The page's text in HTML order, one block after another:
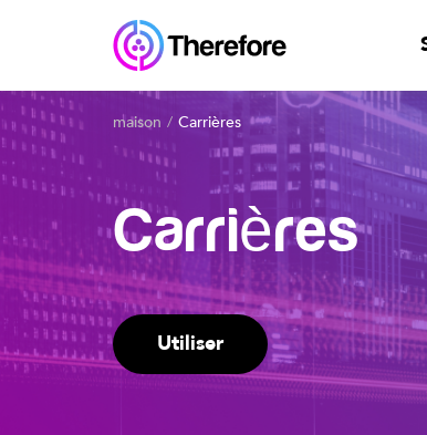
maison Carrières
Carrières
Utiliser